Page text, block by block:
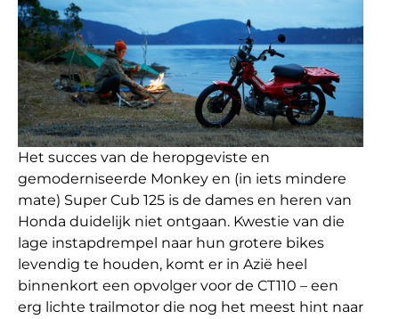
Het succes van de heropgeviste en
gemoderniseerde Monkey en (in iets mindere
mate) Super Cub 125 is de dames en heren van
Honda duidelijk niet ontgaan. Kwestie van die
lage instapdrempel naar hun grotere bikes
levendig te houden, komt er in Azië heel
binnenkort een opvolger voor de CT110 – een
erg lichte trailmotor die nog het meest hint naar